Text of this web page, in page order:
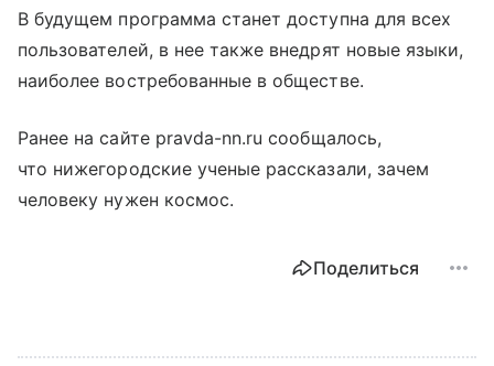
В будущем программа станет доступна для всех
пользователей, в нее также внедрят новые языки,
наиболее востребованные в обществе.
Ранее на сайте pravda-nn.ru сообщалось,
что нижегородские ученые рассказали, зачем
человеку нужен космос.
Поделиться